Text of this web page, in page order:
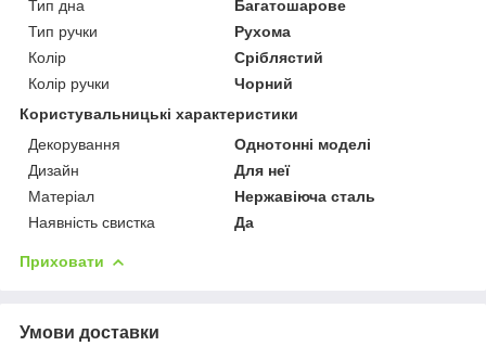
Тип дна
Багатошарове
Тип ручки
Рухома
Колір
Сріблястий
Колір ручки
Чорний
Користувальницькі характеристики
Декорування
Однотонні моделі
Дизайн
Для неї
Матеріал
Нержавіюча сталь
Наявність свистка
Да
Приховати
Умови доставки